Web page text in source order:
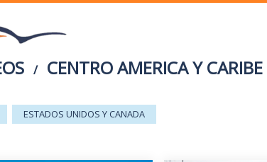
/ CENTRO AMERICA Y CARIBE
ESTADOS UNIDOS Y CANADA